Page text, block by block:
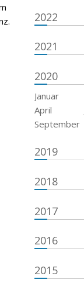
2022
2021
2020
Januar
April
September
2019
2018
2017
2016
2015